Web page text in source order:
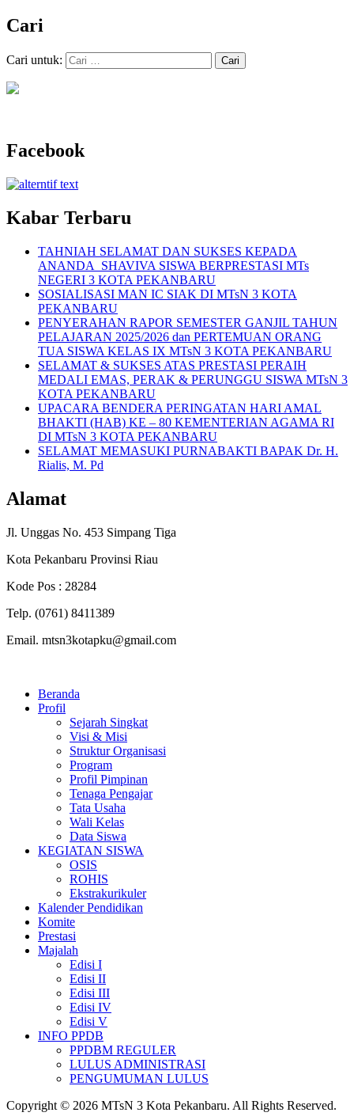
Cari
Cari untuk:
Facebook
Kabar Terbaru
TAHNIAH SELAMAT DAN SUKSES KEPADA
ANANDA SHAVIVA SISWA BERPRESTASI MTs
NEGERI 3 KOTA PEKANBARU
SOSIALISASI MAN IC SIAK DI MTsN 3 KOTA
PEKANBARU
PENYERAHAN RAPOR SEMESTER GANJIL TAHUN
PELAJARAN 2025/2026 dan PERTEMUAN ORANG
TUA SISWA KELAS IX MTsN 3 KOTA PEKANBARU
SELAMAT & SUKSES ATAS PRESTASI PERAIH
MEDALI EMAS, PERAK & PERUNGGU SISWA MTsN 3
KOTA PEKANBARU
UPACARA BENDERA PERINGATAN HARI AMAL
BHAKTI (HAB) KE – 80 KEMENTERIAN AGAMA RI
DI MTsN 3 KOTA PEKANBARU
SELAMAT MEMASUKI PURNABAKTI BAPAK Dr. H.
Rialis, M. Pd
Alamat
Jl. Unggas No. 453 Simpang Tiga
Kota Pekanbaru Provinsi Riau
Kode Pos : 28284
Telp. (0761) 8411389
Email. mtsn3kotapku@gmail.com
Beranda
Profil
Sejarah Singkat
Visi & Misi
Struktur Organisasi
Program
Profil Pimpinan
Tenaga Pengajar
Tata Usaha
Wali Kelas
Data Siswa
KEGIATAN SISWA
OSIS
ROHIS
Ekstrakurikuler
Kalender Pendidikan
Komite
Prestasi
Majalah
Edisi I
Edisi II
Edisi III
Edisi IV
Edisi V
INFO PPDB
PPDBM REGULER
LULUS ADMINISTRASI
PENGUMUMAN LULUS
Copyright © 2026 MTsN 3 Kota Pekanbaru. All Rights Reserved.